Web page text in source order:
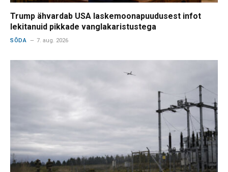
Trump ähvardab USA laskemoonapuudusest infot
lekitanuid pikkade vanglakaristustega
SÕDA 7. aug. 2026